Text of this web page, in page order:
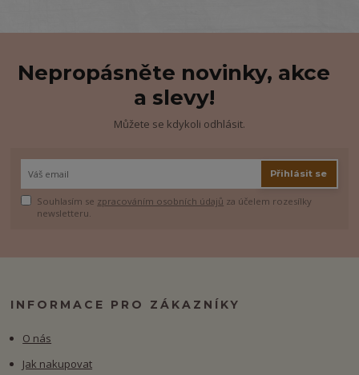
Nepropásněte novinky, akce
a slevy!
Můžete se kdykoli odhlásit.
Přihlásit se
Souhlasím se zpracováním osobních údajů za účelem rozesílky
newsletteru.
INFORMACE PRO ZÁKAZNÍKY
O nás
Jak nakupovat